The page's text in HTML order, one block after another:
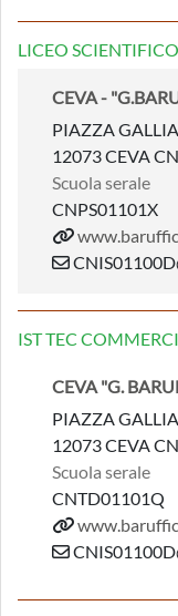
LICEO SCIENTIFICO
CEVA -
PIAZZA
12073 CEVA CN
Scuola serale
CNPS01101X
IST TEC
CEVA "G.
PIAZZA
12073 CEVA CN
Scuola serale
CNTD01101Q